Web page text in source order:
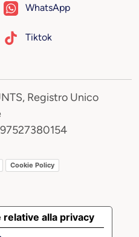
WhatsApp
Tiktok
Registro Unico
Cookie Policy
alla privacy